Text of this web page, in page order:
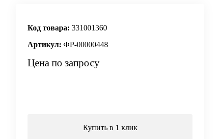
Код товара: 331001360
Артикул: ФР-00000448
Цена по запросу
Купить в 1 клик